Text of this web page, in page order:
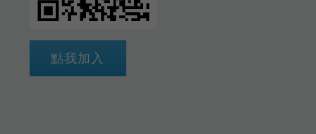
點我加入